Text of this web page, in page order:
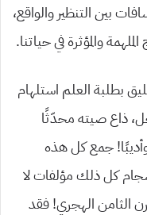
بين التنظير والواقع،
والمؤثرة في حياتنا.
بطلبة العلم استلهام
ذاع صيته محدّثًا
وأديبًا! جمع كل هذه
كل ذلك مؤلفات لا
الثامن الهجري! فقد